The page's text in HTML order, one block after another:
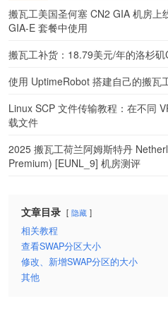
搬瓦工美国圣何塞 CN2 GIA 机房上
GIA-E 套餐中使用
搬瓦工补货：18.79美元/年的洛杉
使用 UptimeRobot 搭建自己的搬瓦
Linux SCP 文件传输教程：在不同
载文件
2025 搬瓦工荷兰阿姆斯特丹
Premium) [EUNL_9] 机房测评
文章目录 隐藏
相关教程
查看SWAP分区大小
修改、新增SWAP分区的大小
其他